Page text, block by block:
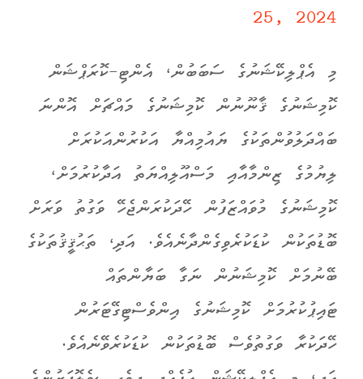
25, 2024
މި އެޕްލިކޭޝަނުގެ ސަބަބުން، އެންޓި-ކޮރަޕްޝަން
ކޮމިޝަނުގެ ޤާނޫނުން ކޮމިޝަނުގެ މައްޗަށް އޮންނަ
ބައްދަލުވުންތަކުގެ ޔައުމިއްޔާ އަކުރުންއަކުރަށް
ލިޔުމުގެ ޒިންމާއާއި މަސްއޫލިއްޔަތު އަދާކުރުމަށް،
ކޮމިޝަނުގެ މުވައްޒަފުން ހޭދަކުރަންޖެހޭ ވަގުތު ވަރަށް
ބޮޑުތަކުން ކުޑަކުރެވިގެންދާނެއެވެ. އަދި، ތަޙުޤީޤުތަކުގެ
ބޭނުމަށް ކޮމިޝަނުން ނަގާ ބަޔާންތައް
ޓައިޕުކުރުމަށް ކޮމިޝަނުގެ އިންވެސްޓިގޭޓަރުން
ހޭދަކުރާ ވަގުތުވެސް ބޮޑުތަކުން ކުޑަކުރެވޭނެއެވެ.